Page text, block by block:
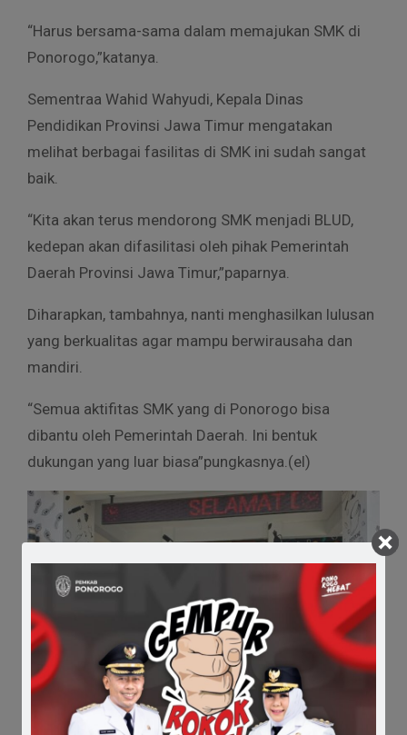
“Harus bersama-sama dalam memajukan SMK di
Ponorogo,”katanya.
Sementraa Wahid Wahyudi, Kepala Dinas
Pendidikan Provinsi Jawa Timur mengatakan
melihat berbagai fasilitas di SMK ini sudah sangat
baik.
“Kita akan terus mendorong SMK menjadi BLUD,
kedepan akan difasilitasi oleh pihak Pemerintah
Daerah Provinsi Jawa Timur,”paparnya.
Diharapkan, tambahnya, nanti menghasilkan lulusan
yang berkualitas agar mampu berwirausaha dan
mandiri.
“Semua aktifitas SMK yang di Ponorogo bisa
dibantu oleh Pemerintah Daerah. Ini bentuk
dukungan yang luar biasa”pungkasnya.(el)